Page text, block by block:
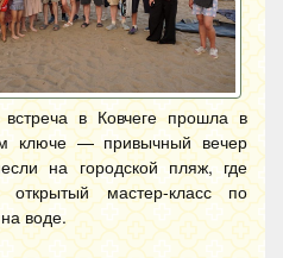
встреча в Ковчеге прошла в
ключе — привычный вечер
на городской пляж, где
открытый мастер-класс по
воде.